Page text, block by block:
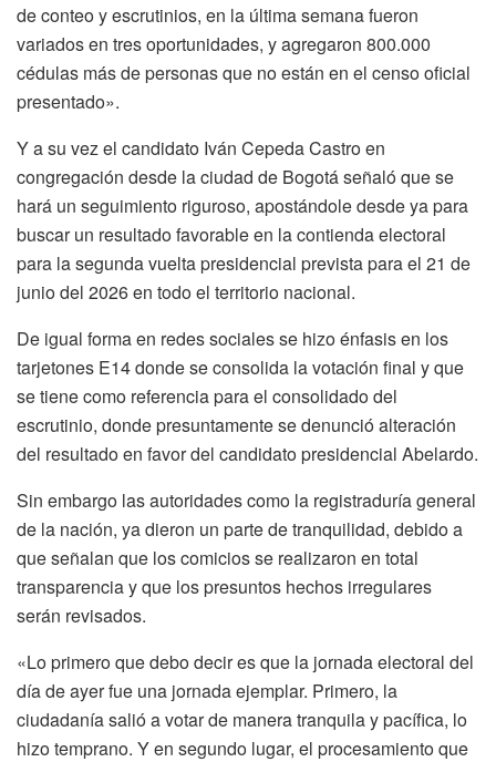
de conteo y escrutinios, en la última semana fueron
variados en tres oportunidades, y agregaron 800.000
cédulas más de personas que no están en el censo oficial
presentado».
Y a su vez el candidato Iván Cepeda Castro en
congregación desde la ciudad de Bogotá señaló que se
hará un seguimiento riguroso, apostándole desde ya para
buscar un resultado favorable en la contienda electoral
para la segunda vuelta presidencial prevista para el 21 de
junio del 2026 en todo el territorio nacional.
De igual forma en redes sociales se hizo énfasis en los
tarjetones E14 donde se consolida la votación final y que
se tiene como referencia para el consolidado del
escrutinio, donde presuntamente se denunció alteración
del resultado en favor del candidato presidencial Abelardo.
Sin embargo las autoridades como la registraduría general
de la nación, ya dieron un parte de tranquilidad, debido a
que señalan que los comicios se realizaron en total
transparencia y que los presuntos hechos irregulares
serán revisados.
«Lo primero que debo decir es que la jornada electoral del
día de ayer fue una jornada ejemplar. Primero, la
ciudadanía salió a votar de manera tranquila y pacífica, lo
hizo temprano. Y en segundo lugar, el procesamiento que